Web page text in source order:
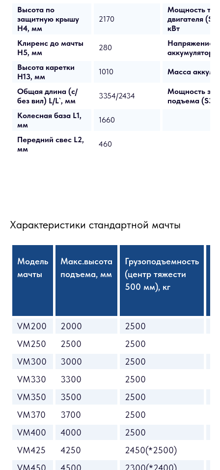
Высота по
защитную крышу
H4, мм
2170
Мощность
двигателя
кВт
Клиренс до мачты
H5, мм
280
Напряжение/
Высота каретки
H13, мм
1010 Масса
Общая длина (с/
без вил) L/L`, мм
3354/2434
Мощность эл/
подъема (S3-
Колесная база L1,
мм
1660
Передний свес L2,
мм
460
Характеристики стандартной мачты
Модель
мачты
Макс.высота
подъема, мм
Грузоподъемность
(центр тяжести
500 мм), кг
VM200 2000 2500
VM250
2500 2500
VM300
3000 2500
VM330
3300 2500
VM350
3500 2500
VM370
3700 2500
VM400
4000 2500
VM425
4250 2450(*2500)
VM450
4500 2300(*2400)